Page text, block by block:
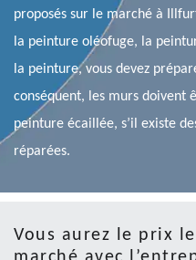
proposés sur le marché à
la peinture oléofuge, la
la peinture, vous devez
conséquent, les murs doivent
peinture écaillée, s’il existe
réparées.
Vous aurez le prix